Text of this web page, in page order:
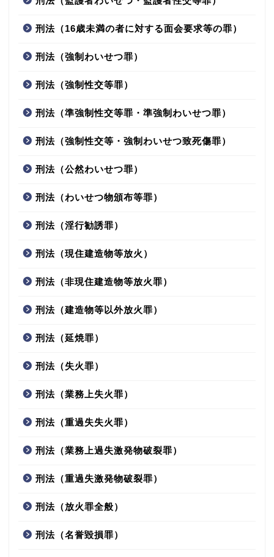
刑法（16歳未満の者に対する面会要求等の罪）
刑法（強制わいせつ罪）
刑法（強制性交等罪）
刑法（準強制性交等罪・準強制わいせつ罪）
刑法（強制性交等・強制わいせつ致死傷罪）
刑法（公然わいせつ罪）
刑法（わいせつ物頒布等罪）
刑法（淫行勧誘罪）
刑法（現住建造物等放火）
刑法（非現住建造物等放火罪）
刑法（建造物等以外放火罪）
刑法（延焼罪）
刑法（失火罪）
刑法（業務上失火罪）
刑法（重過失失火罪）
刑法（業務上過失激発物破裂罪）
刑法（重過失激発物破裂罪）
刑法（放火罪全般）
刑法（名誉毀損罪）